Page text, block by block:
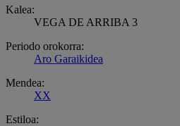
Kalea:
VEGA DE ARRIBA 3
Periodo orokorra:
Aro Garaikidea
Mendea:
XX
Estiloa: